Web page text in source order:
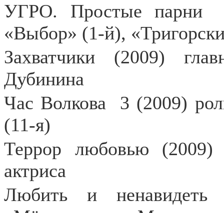
УГРО. Простые парни
«Выбор» (1-й),
Захватчики (2009)
Дубинина
Час Волкова
3 (2009)
(11-я)
Террор любовью (2009)
актриса
Любить и